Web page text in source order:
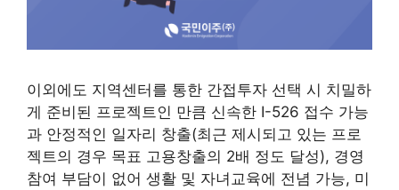
이외에도 지역센터를 통한 간접투자 선택 시 치밀하
게 준비된 프로젝트인 만큼 신속한 I-526 접수 가능
과 안정적인 일자리 창출(최근 제시되고 있는 프로
젝트의 경우 목표 고용창출의 2배 정도 달성), 경영
참여 부담이 없어 생활 및 자녀교육에 전념 가능, 미